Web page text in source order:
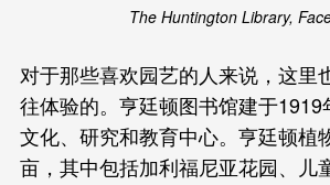
The Huntington Library,
对于那些喜欢园艺的人来说，这里
往体验的。亨廷顿图书馆建于1919
文化、研究和教育中心。亨廷顿植
亩，其中包括加利福尼亚花园、儿